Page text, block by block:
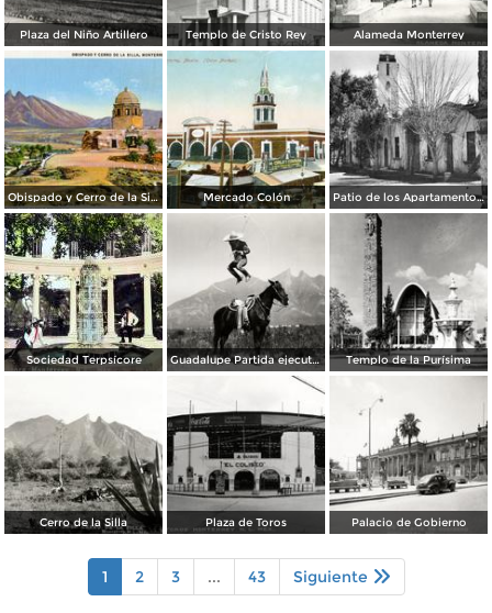
Plaza del Niño Artillero Templo de Cristo Rey Alameda Monterrey
Obispado y Cerro de la Silla Mercado Colón Patio de los Apartamentos Regina
Sociedad Terpsícore Guadalupe Partida ejecutando una charrería con lazo Templo de la Purísima
Cerro de la Silla Plaza de Toros Palacio de Gobierno
1 2 3 ... 43 Siguiente